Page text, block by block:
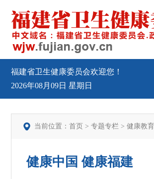
福建省卫生健康委员会欢迎您！
2026年08月09日 星期日
当前位置： 首页 > 专题专栏 > 健康教育
健康中国 健康福建